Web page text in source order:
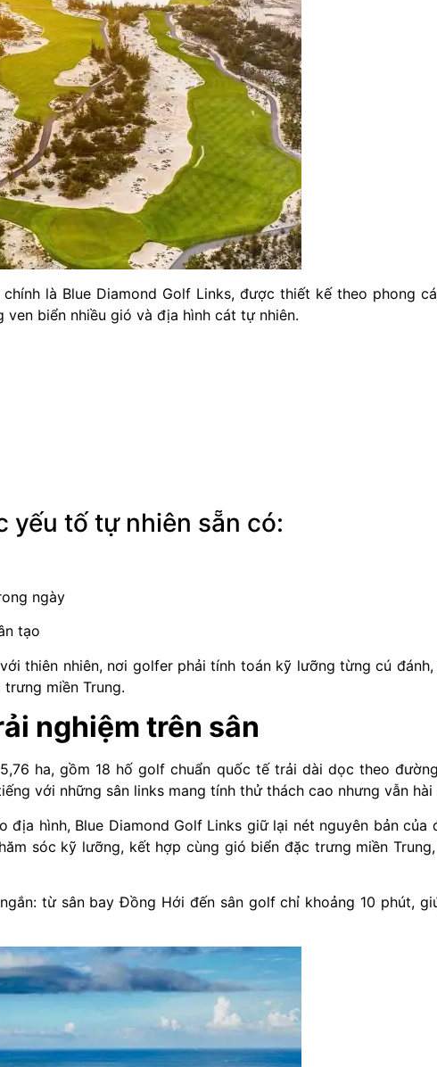
là Blue Diamond Golf Links, được thiết kế theo phong
biển nhiều gió và địa hình cát tự nhiên.
yếu tố tự nhiên sẵn có:
ngày
tạo
thiên nhiên, nơi golfer phải tính toán kỹ lưỡng từng cú
miền Trung.
nghiệm trên sân
ha, gồm 18 hố golf chuẩn quốc tế trải dài dọc theo
với những sân links mang tính thử thách cao nhưng vẫn
địa hình, Blue Diamond Golf Links giữ lại nét nguyên bản
sóc kỹ lưỡng, kết hợp cùng gió biển đặc trưng miền
từ sân bay Đồng Hới đến sân golf chỉ khoảng 10 phút,